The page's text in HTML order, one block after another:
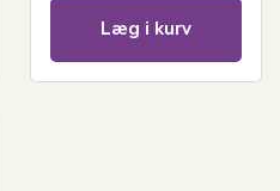
Læg i kurv